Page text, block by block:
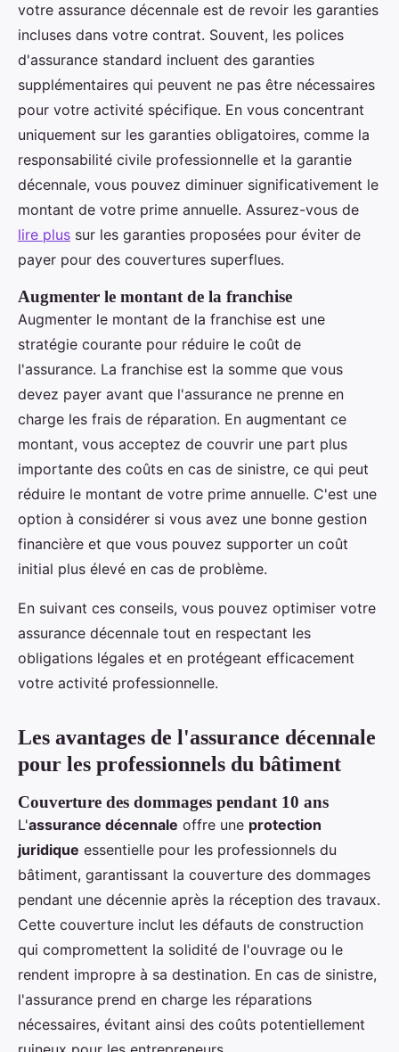
votre assurance décennale est de revoir les garanties
incluses dans votre contrat. Souvent, les polices
d'assurance standard incluent des garanties
supplémentaires qui peuvent ne pas être nécessaires
pour votre activité spécifique. En vous concentrant
uniquement sur les garanties obligatoires, comme la
responsabilité civile professionnelle et la garantie
décennale, vous pouvez diminuer significativement le
montant de votre prime annuelle. Assurez-vous de
lire plus sur les garanties proposées pour éviter de
payer pour des couvertures superflues.
Augmenter le montant de la franchise
Augmenter le montant de la franchise est une
stratégie courante pour réduire le coût de
l'assurance. La franchise est la somme que vous
devez payer avant que l'assurance ne prenne en
charge les frais de réparation. En augmentant ce
montant, vous acceptez de couvrir une part plus
importante des coûts en cas de sinistre, ce qui peut
réduire le montant de votre prime annuelle. C'est une
option à considérer si vous avez une bonne gestion
financière et que vous pouvez supporter un coût
initial plus élevé en cas de problème.
En suivant ces conseils, vous pouvez optimiser votre
assurance décennale tout en respectant les
obligations légales et en protégeant efficacement
votre activité professionnelle.
Les avantages de l'assurance décennale
pour les professionnels du bâtiment
Couverture des dommages pendant 10 ans
L'assurance décennale offre une protection
juridique essentielle pour les professionnels du
bâtiment, garantissant la couverture des dommages
pendant une décennie après la réception des travaux.
Cette couverture inclut les défauts de construction
qui compromettent la solidité de l'ouvrage ou le
rendent impropre à sa destination. En cas de sinistre,
l'assurance prend en charge les réparations
nécessaires, évitant ainsi des coûts potentiellement